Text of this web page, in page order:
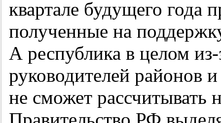
квартале будущего года
полученные на
А республика в целом
руководителей районов
не сможет рассчитывать